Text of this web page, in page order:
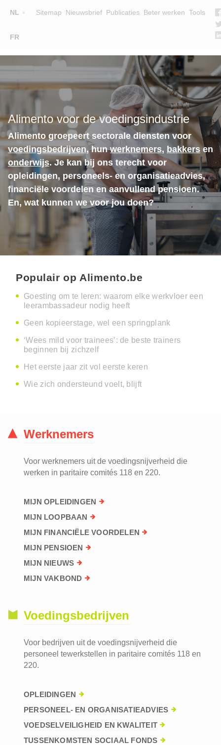
NL
FR
Sitemap Nieuwsbrief Publicaties Beter werken Tools
MainOPLEIDINGEN
LESGEVERS
WIE ZIJN WE
TEAM
CONTACT
ZOEK EEN OPLEIDING
Alimento voor de voedingsindustrie
Alimento groepeert sectorale diensten voor
voedingsbedrijven, hunwerknemers, bakkersen
onderwijs. Je kan bij ons terecht voor
opleidingen, personeels- en organisatieadvies,
financiële voordelen en aanvullend pensioen.
En, wat kunnen we voor jou doen?
Populair op Alimento.be
Goesting om te leren: waarom elke werkvloer een
leerambassadeur nodig heeft
Geen kopieerstage, wel een springplank
‘Wees mild voor trainees’: de beste trainers
beginnen bij zichzelf
Het eerste jaar zit vol eerste keren
Wie zich ondersteund voelt, blijft
Werknemers
Voor werknemers uit de voedingsnijverheid die
werken in paritaire comités 118 en 220.
MIJN OPLEIDINGEN
MIJN LOOPBAAN
MIJN FINANCIËLE VOORDELEN
MIJN PENSIOEN
MIJN NIEUWS
MIJN VAKBOND
Voedingsbedrijven
Voor bedrijven uit de voedingsnijverheid die
personeel tewerkstellen in paritaire comités 118 en
220.
OPLEIDINGEN
PERSONEEL- EN ORGANISATIEADVIES
VOEDSELVEILIGHEID EN KWALITEIT
TUSSENKOMSTEN SOCIAAL FONDS